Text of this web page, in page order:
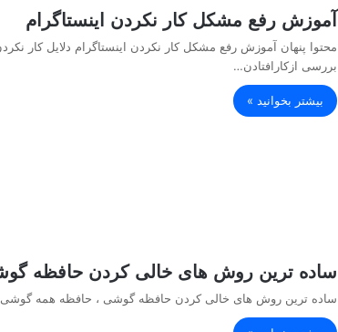
آموزش رفع مشکل کار نکردن اینستاگرام
محتوا پنهان آموزش رفع مشکل کار نکردن اینستاگرام دلایل کار
بررسی ازکارافتادن…
بیشتر بخوانید »
ساده ترین روش های خالی کردن حافظه
ساده ترین روش های خالی کردن حافظه گوشی ، حافظه همه